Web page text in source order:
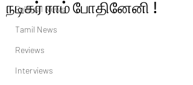
Political News
Tamil News
Reviews
Interviews
நடிகர் ராம் போதினேனி !